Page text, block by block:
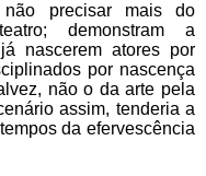
precisar mais do
demonstram a
nascerem atores por
por nascença
não o da arte pela
assim, tenderia a
da efervescência